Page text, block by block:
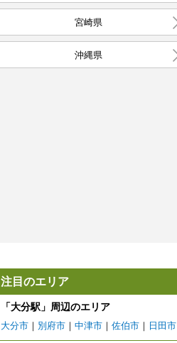
宮崎県
沖縄県
注目のエリア
「大分駅」周辺のエリア
大分市 ｜ 別府市 ｜ 中津市 ｜ 佐伯市 ｜ 日田市